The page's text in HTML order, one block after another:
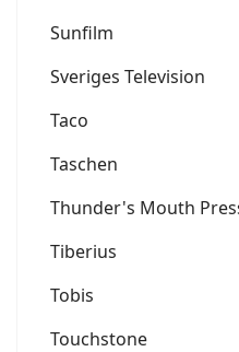
Sunfilm
Sveriges Television
Taco
Taschen
Thunder's Mouth
Tiberius
Tobis
Touchstone